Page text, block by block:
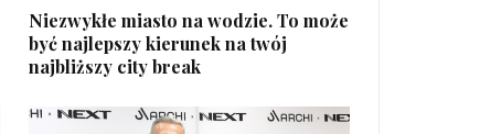
Niezwykłe miasto na wodzie. To może
być najlepszy kierunek na twój
najbliższy city break